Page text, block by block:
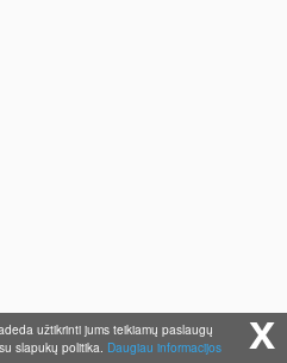
x
užtikrinti jums teikiamų paslaugų
slapukų politika. Daugiau informacijos